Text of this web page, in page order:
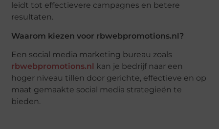
leidt tot effectievere campagnes en betere
resultaten.
Waarom kiezen voor rbwebpromotions.nl?
Een social media marketing bureau zoals
rbwebpromotions.nl
kan je bedrijf naar een
hoger niveau tillen door gerichte, effectieve en op
maat gemaakte social media strategieën te
bieden.